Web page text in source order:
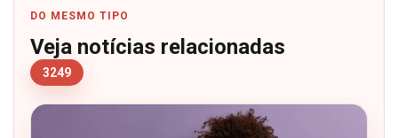
DO MESMO TIPO
Veja notícias relacionadas
3249